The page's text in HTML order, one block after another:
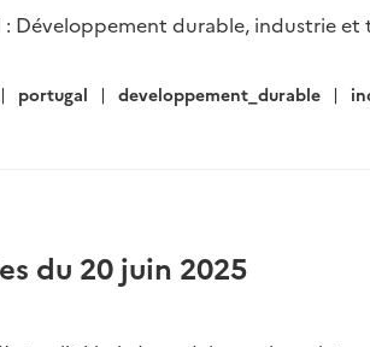
: Développement durable, industrie et
portugal developpement_durable
du 20 juin 2025